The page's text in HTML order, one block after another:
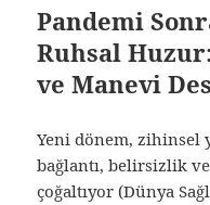
Pandemi
Ruhsal
ve Manevi
Yeni dönem, zihinsel
bağlantı, belirsizlik
çoğaltıyor (Dünya